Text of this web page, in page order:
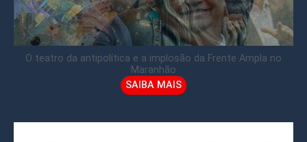
O teatro da antipolítica e a implosão da Frente Ampla no
Maranhão
SAIBA MAIS